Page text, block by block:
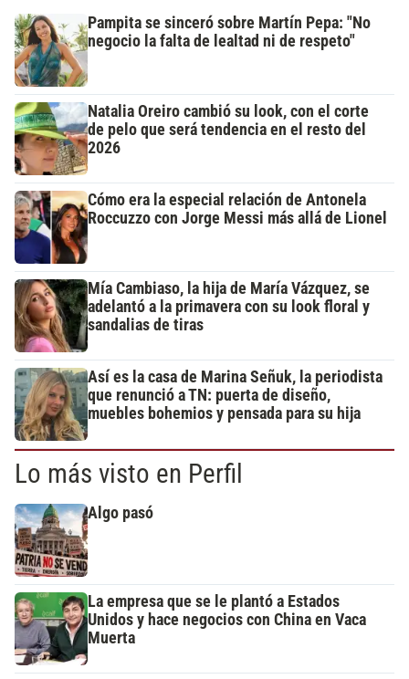
Pampita se sinceró sobre Martín Pepa: "No
negocio la falta de lealtad ni de respeto"
Natalia Oreiro cambió su look, con el corte
de pelo que será tendencia en el resto del
2026
Cómo era la especial relación de Antonela
Roccuzzo con Jorge Messi más allá de Lionel
Mía Cambiaso, la hija de María Vázquez, se
adelantó a la primavera con su look floral y
sandalias de tiras
Así es la casa de Marina Señuk, la periodista
que renunció a TN: puerta de diseño,
muebles bohemios y pensada para su hija
Lo más visto en Perfil
Algo pasó
La empresa que se le plantó a Estados
Unidos y hace negocios con China en Vaca
Muerta